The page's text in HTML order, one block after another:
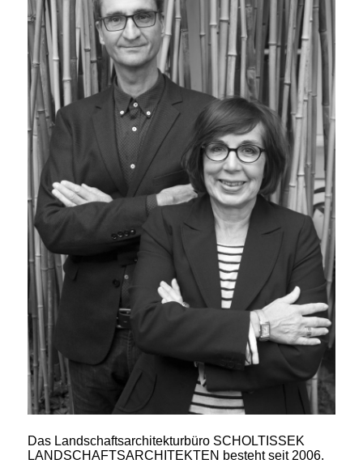
Das Landschaftsarchitekturbüro SCHOLTISSEK
LANDSCHAFTSARCHITEKTEN besteht seit 2006.